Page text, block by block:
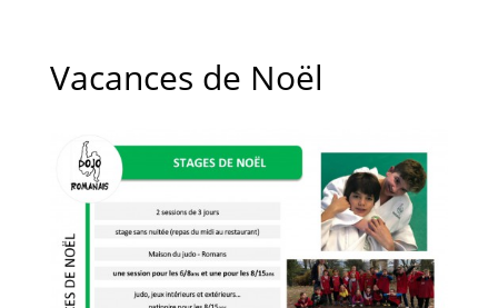
Vacances de Noël